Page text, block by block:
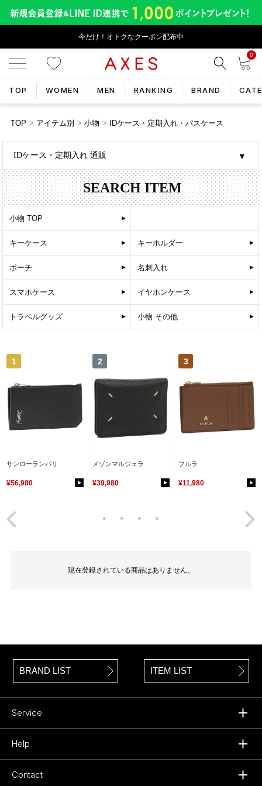
今だけ！オトクなクーポン配布中
0
TOP WOMEN MEN RANKING BRAND
TOP アイテム別 小物 IDケース・定期入れ・パスケース
IDケース・定期入れ 通販
SEARCH ITEM
小物 TOP
キーケース キーホルダー
ポーチ 名刺入れ
スマホケース イヤホンケース
トラベルグッズ 小物 その他
現在登録されている商品はありません。
BRAND LIST ITEM LIST
Service
Help
Contact